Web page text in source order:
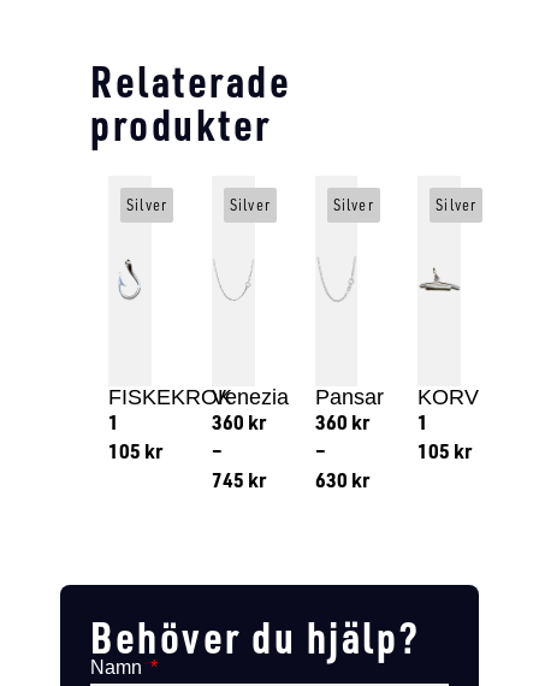
Relaterade
produkter
FISKEKROK
1
105 kr
Silver
Venezia
360 kr
–
745 kr
Silver
Pansar
360 kr
–
630 kr
Silver
KORV
1
105 kr
Silver
Behöver du hjälp?
Namn